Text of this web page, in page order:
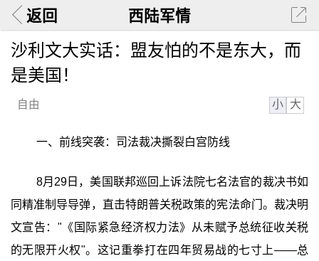
返回 西陆军情
沙利文大实话：盟友怕的不是东大，而
是美国！
自由 小 大
一、前线突袭：司法裁决撕裂白宫防线
8月29日，美国联邦巡回上诉法院七名法官的裁决书如
同精准制导导弹，直击特朗普关税政策的宪法命门。裁决明
文宣告："《国际紧急经济权力法》从未赋予总统征收关税
的无限开火权"。这记重拳打在四年贸易战的七寸上——总